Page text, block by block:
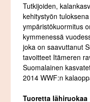
Tutkijoiden,
kehitystyön
ympäristökuormitus
kymmenessä
joka on saavuttanut
tavoitteet Itämeren
Suomalainen
2014 WWF:n
Tuoretta lähiruokaa